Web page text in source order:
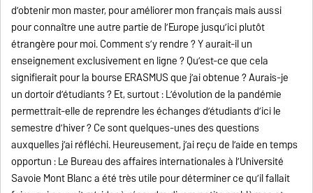
d’obtenir mon master, pour améliorer mon français mais aussi
pour connaître une autre partie de l’Europe jusqu’ici plutôt
étrangère pour moi. Comment s’y rendre ? Y aurait-il un
enseignement exclusivement en ligne ? Qu’est-ce que cela
signifierait pour la bourse ERASMUS que j’ai obtenue ? Aurais-je
un dortoir d’étudiants ? Et, surtout : L’évolution de la pandémie
permettrait-elle de reprendre les échanges d’étudiants d’ici le
semestre d’hiver ? Ce sont quelques-unes des questions
auxquelles j’ai réfléchi. Heureusement, j’ai reçu de l’aide en temps
opportun : Le Bureau des affaires internationales à l’Université
Savoie Mont Blanc a été très utile pour déterminer ce qu’il fallait